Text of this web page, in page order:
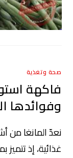
صحة وتغذية
فاكهة
وفوائدها
نعدّ المانغا من
غذائية، إذ تتميز